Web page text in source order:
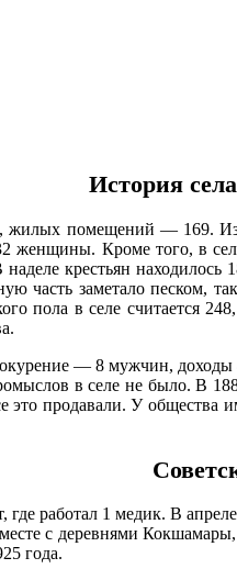
История
жилых помещений — 169.
женщины. Кроме того, в
крестьян находилось
часть заметало песком,
пола в селе считается
— 8 мужчин,
в селе не было. В
это продавали. У
работал 1 медик. В
с деревнями
года.